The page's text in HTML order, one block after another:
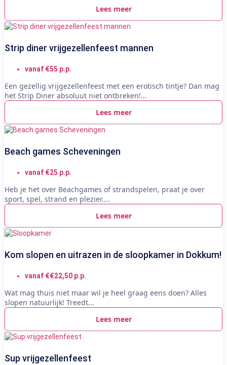
Lees meer
Strip diner vrijgezellenfeest mannen
vanaf €55 p.p.
Een gezellig vrijgezellenfeest met een erotisch tintje? Dan mag
het Strip Diner absoluut niet ontbreken!...
Lees meer
Beach games Scheveningen
vanaf €25 p.p.
Heb je het over Beachgames of strandspelen, praat je over
sport, spel, strand en plezier....
Lees meer
Kom slopen en uitrazen in de sloopkamer in Dokkum!
vanaf €€22,50 p.p.
Wat mag thuis niet maar wil je heel graag eens doen? Alles
slopen natuurlijk! Treedt...
Lees meer
Sup vrijgezellenfeest